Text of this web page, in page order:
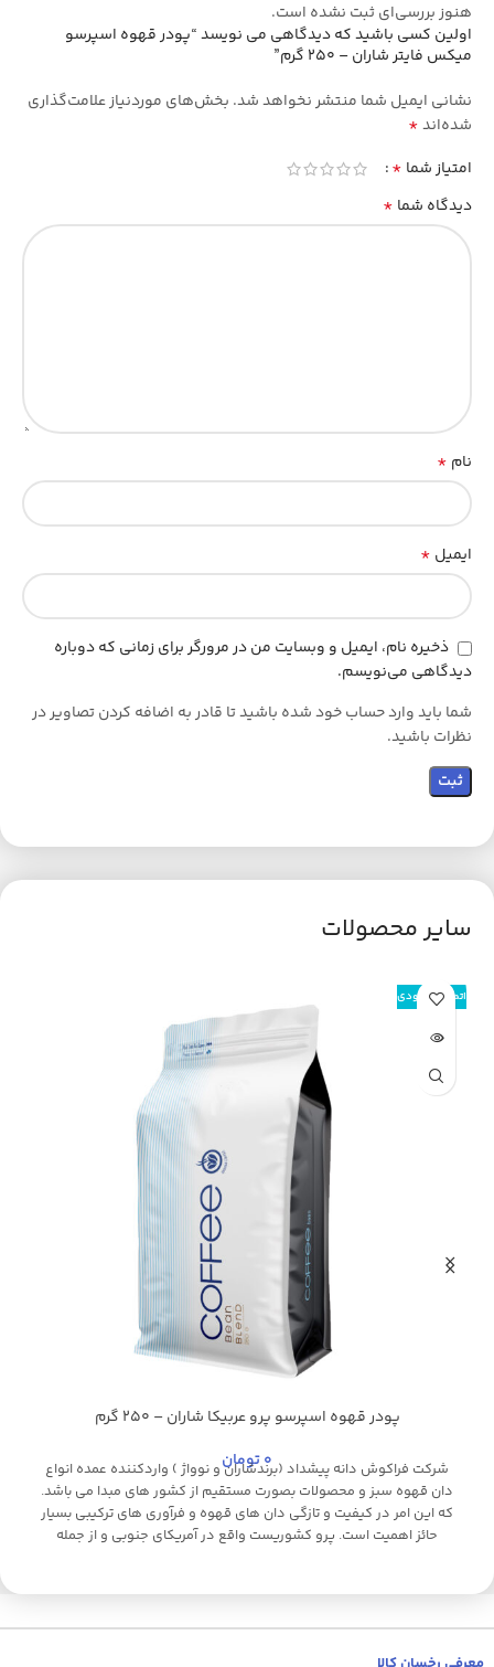
هنوز بررسی‌ای ثبت نشده است.
اولین کسی باشید که دیدگاهی می نویسد “پودر قهوه اسپرسو
میکس فایتر شاران – 250 گرم”
نشانی ایمیل شما منتشر نخواهد شد. بخش‌های موردنیاز علامت‌گذاری
شده‌اند*
امتیاز شما *
دیدگاه شما *
نام *
ایمیل *
ذخیره نام، ایمیل و وبسایت من در مرورگر برای زمانی که دوباره
دیدگاهی می‌نویسم.
شما باید وارد حساب خود شده باشید تا قادر به اضافه کردن تصاویر در
نظرات باشید.
سایر محصولات
اتمام موجودی
پودر قهوه اسپرسو پرو عربیکا شاران – 250 گرم
0تومان
شرکت فراکوش دانه پیشداد (برندشاران و نوواژ ) واردکننده عمده انواع
دان قهوه سبز و محصولات بصورت مستقیم از کشور های مبدا می باشد.
که این امر در کیفیت و تازگی دان های قهوه و فرآوری های ترکیبی بسیار
حائز اهمیت است. پرو کشوریست واقع در آمریکای جنوبی و از جمله
عطر و طعم نسبتا شیرین و کاراملی ، مرکبات خشک شده و همچنین افتر